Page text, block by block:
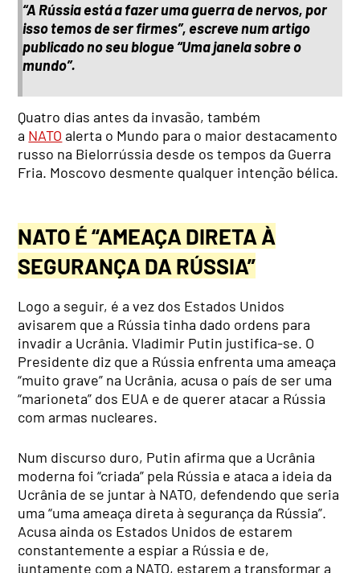
“A Rússia está a fazer uma guerra de nervos, por
isso temos de ser firmes”, escreve num artigo
publicado no seu blogue “Uma janela sobre o
mundo”.
Quatro dias antes da invasão, também
a NATO alerta o Mundo para o maior destacamento
russo na Bielorrússia desde os tempos da Guerra
Fria. Moscovo desmente qualquer intenção bélica.
NATO É “AMEAÇA DIRETA À
SEGURANÇA DA RÚSSIA”
Logo a seguir, é a vez dos Estados Unidos
avisarem que a Rússia tinha dado ordens para
invadir a Ucrânia. Vladimir Putin justifica-se. O
Presidente diz que a Rússia enfrenta uma ameaça
“muito grave” na Ucrânia, acusa o país de ser uma
“marioneta” dos EUA e de querer atacar a Rússia
com armas nucleares.
Num discurso duro, Putin afirma que a Ucrânia
moderna foi “criada” pela Rússia e ataca a ideia da
Ucrânia de se juntar à NATO, defendendo que seria
uma “uma ameaça direta à segurança da Rússia”.
Acusa ainda os Estados Unidos de estarem
constantemente a espiar a Rússia e de,
juntamente com a NATO, estarem a transformar a